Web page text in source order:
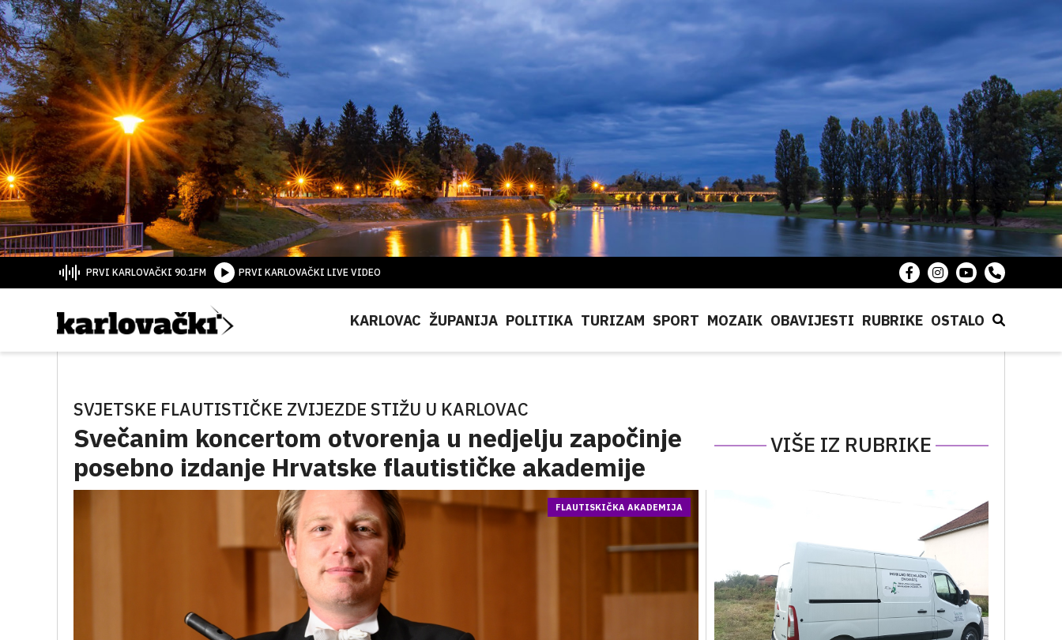
PRVI KARLOVAČKI 90.1FM PRVI KARLOVAČKI LIVE VIDEO
KARLOVAC ŽUPANIJA POLITIKA TURIZAM SPORT MOZAIK OBAVIJESTI RUBRIKE OSTALO
SVJETSKE FLAUTISTIČKE ZVIJEZDE STIŽU U KARLOVAC
Svečanim koncertom otvorenja u nedjelju započinje
posebno izdanje Hrvatske flautističke akademije
VIŠE IZ RUBRIKE
FLAUTISKIČKA AKADEMIJA